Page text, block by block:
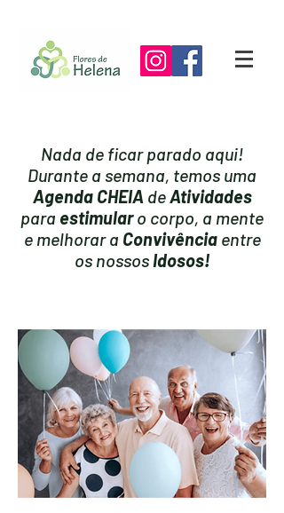
Nada de ficar parado aqui!
Durante a semana, temos uma
Agenda CHEIA deAtividades
para estimularo corpo, a mente
e melhorar a Convivência entre
os nossosIdosos!